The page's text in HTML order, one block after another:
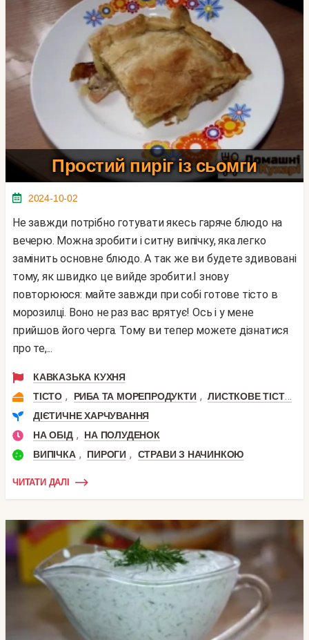
Простий пиріг із сьомги
2024-10-02
Не завжди потрібно готувати якесь гаряче блюдо на
вечерю. Можна зробити і ситну випічку, яка легко
замінить основне блюдо. А так же ви будете здивовані
тому, як швидко це вийде зробити.І знову
повторююся: майте завжди при собі готове тісто в
морозилці. Воно не раз вас врятує! Ось і у мене
прийшов його черга. Тому ви тепер можете дізнатися
про те,...
КАВКАЗЬКА КУХНЯ
ТІСТО , РИБА ТА МОРЕПРОДУКТИ , ЛИСТКОВЕ ТІСТО
ДІЄТИЧНЕ ХАРЧУВАННЯ
НА ОБІД ,
НА ПОЛУДЕНОК
ВИПІЧКА , ПИРОГИ , СТРАВИ З НАЧИНКОЮ
ЧИТАТИ ДАЛІ